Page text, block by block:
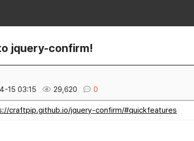
jquery-confirm!
15 03:15
29,620 0
craftpip.github.io/jquery-confirm/#quickfeatures